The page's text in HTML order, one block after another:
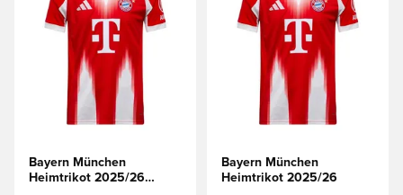
Bayern München
Heimtrikot 2025/26
Bayern München
Heimtrikot 2025/26